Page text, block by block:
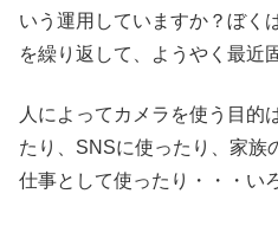
いう運用していますか？ぼく
を繰り返して、ようやく最近
人によってカメラを使う目的
たり、SNSに使ったり、家族
仕事として使ったり・・・い